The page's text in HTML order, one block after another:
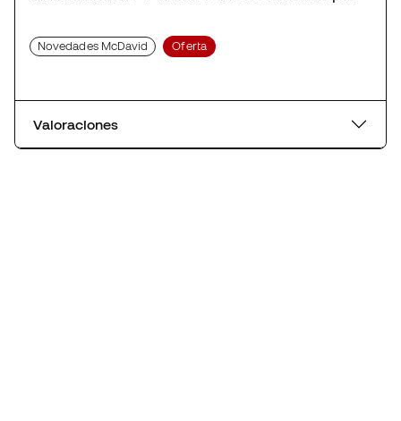
Novedades McDavid Oferta
Valoraciones